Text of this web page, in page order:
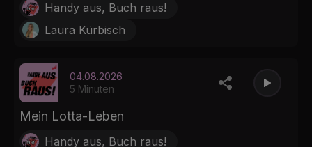
Handy aus, Buch raus!
Laura Kürbisch
04.08.2026
5 Minuten
Mein Lotta-Leben
Handy aus, Buch raus!